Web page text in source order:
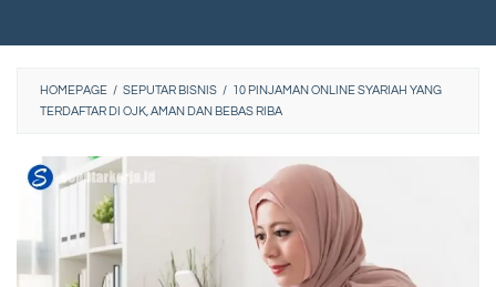
HOMEPAGE / SEPUTAR BISNIS / 10 PINJAMAN ONLINE SYARIAH YANG
TERDAFTAR DI OJK, AMAN DAN BEBAS RIBA